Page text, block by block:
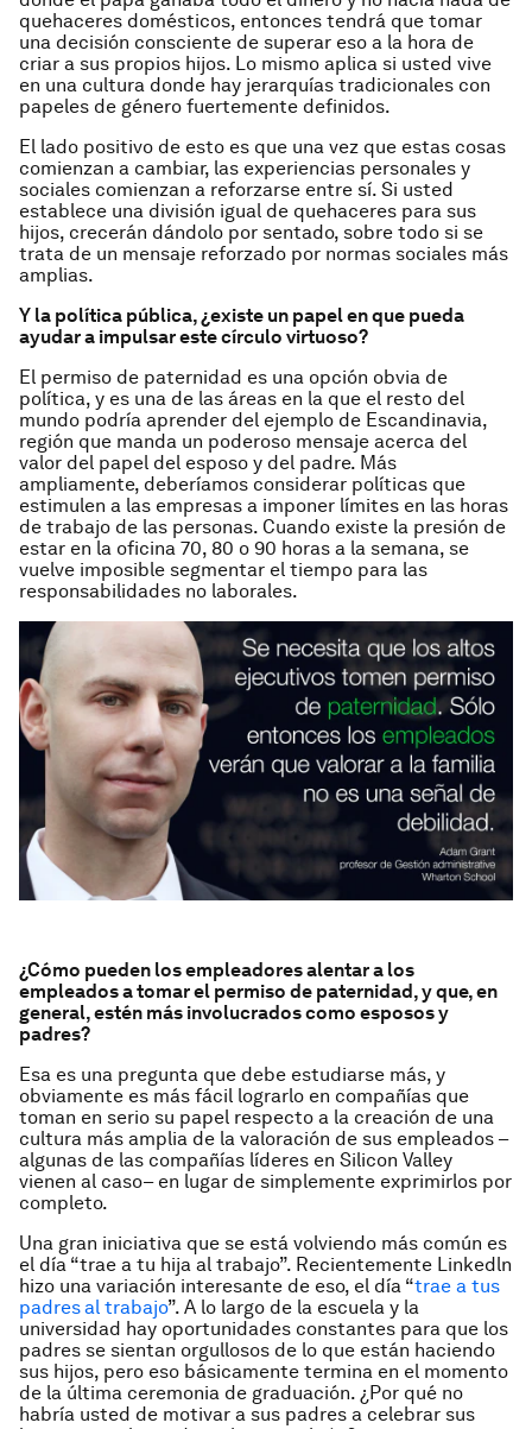
quehaceres domésticos, entonces tendrá que tomar
una decisión consciente de superar eso a la hora de
criar a sus propios hijos. Lo mismo aplica si usted vive
en una cultura donde hay jerarquías tradicionales con
papeles de género fuertemente definidos.
El lado positivo de esto es que una vez que estas cosas
comienzan a cambiar, las experiencias personales y
sociales comienzan a reforzarse entre sí. Si usted
establece una división igual de quehaceres para sus
hijos, crecerán dándolo por sentado, sobre todo si se
trata de un mensaje reforzado por normas sociales más
amplias.
Y la política pública, ¿existe un papel en que pueda
ayudar a impulsar este círculo virtuoso?
El permiso de paternidad es una opción obvia de
política, y es una de las áreas en la que el resto del
mundo podría aprender del ejemplo de Escandinavia,
región que manda un poderoso mensaje acerca del
valor del papel del esposo y del padre. Más
ampliamente, deberíamos considerar políticas que
estimulen a las empresas a imponer límites en las horas
de trabajo de las personas. Cuando existe la presión de
estar en la oficina 70, 80 o 90 horas a la semana, se
vuelve imposible segmentar el tiempo para las
responsabilidades no laborales.
¿Cómo pueden los empleadores alentar a los
empleados a tomar el permiso de paternidad, y que, en
general, estén más involucrados como esposos y
padres?
Esa es una pregunta que debe estudiarse más, y
obviamente es más fácil lograrlo en compañías que
toman en serio su papel respecto a la creación de una
cultura más amplia de la valoración de sus empleados –
algunas de las compañías líderes en Silicon Valley
vienen al caso– en lugar de simplemente exprimirlos por
completo.
Una gran iniciativa que se está volviendo más común es
el día “trae a tu hija al trabajo”. Recientemente Linkedln
hizo una variación interesante de eso, el día “trae a tus
padresal trabajo”. A lo largo de la escuela y la
universidad hay oportunidades constantes para que los
padres se sientan orgullosos de lo que están haciendo
sus hijos, pero eso básicamente termina en el momento
de la última ceremonia de graduación. ¿Por qué no
habría usted de motivar a sus padres a celebrar sus